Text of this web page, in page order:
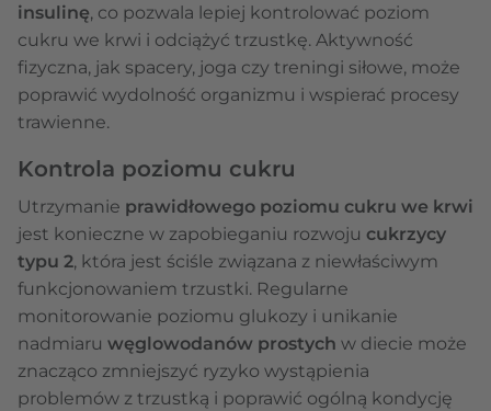
insulinę, co pozwala lepiej kontrolować poziom
cukru we krwi i odciążyć trzustkę. Aktywność
fizyczna, jak spacery, joga czy treningi siłowe, może
poprawić wydolność organizmu i wspierać procesy
trawienne.
Kontrola poziomu cukru
Utrzymanie prawidłowego poziomu cukru we krwi
jest konieczne w zapobieganiu rozwoju cukrzycy
typu 2, która jest ściśle związana z niewłaściwym
funkcjonowaniem trzustki. Regularne
monitorowanie poziomu glukozy i unikanie
nadmiaru węglowodanów prostych w diecie może
znacząco zmniejszyć ryzyko wystąpienia
problemów z trzustką i poprawić ogólną kondycję